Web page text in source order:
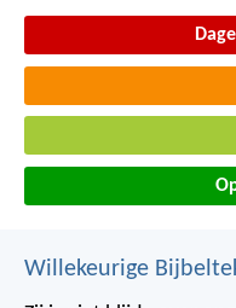
Willekeurige